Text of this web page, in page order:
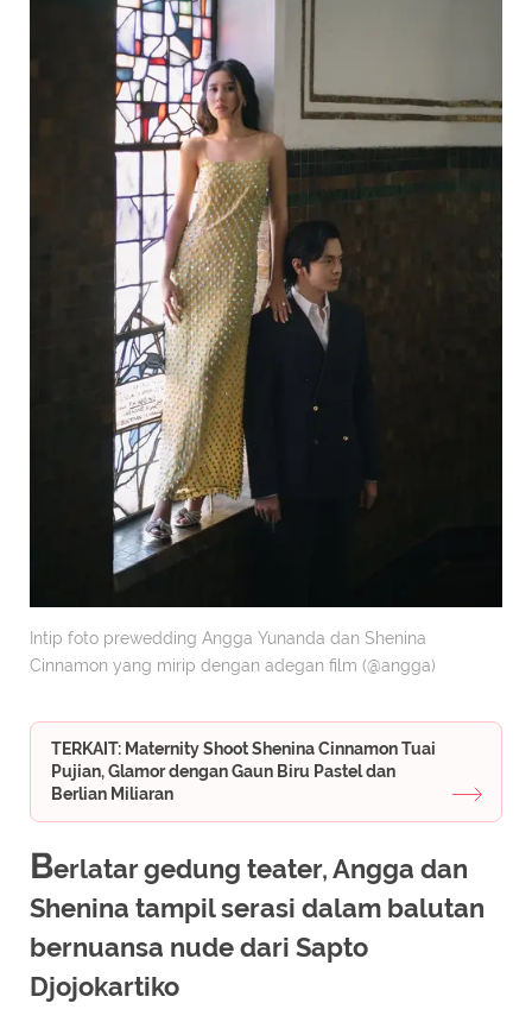
Intip foto prewedding Angga Yunanda dan Shenina
Cinnamon yang mirip dengan adegan film (@angga)
TERKAIT: Maternity Shoot Shenina Cinnamon Tuai
Pujian, Glamor dengan Gaun Biru Pastel dan
Berlian Miliaran
Berlatar gedung teater, Angga dan
Shenina tampil serasi dalam balutan
bernuansa nude dari Sapto
Djojokartiko